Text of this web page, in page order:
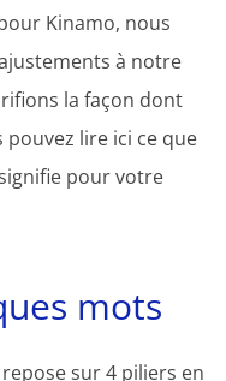
Kinamo, nous
à notre
la façon dont
lire ici ce que
pour votre
mots
sur 4 piliers en